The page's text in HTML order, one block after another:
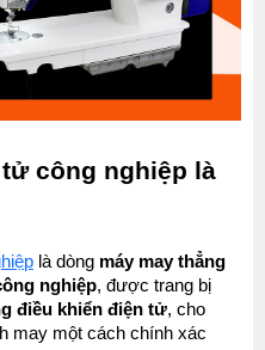
công nghiệp là
là dòng máy may thẳng
nghiệp
điều khiển điện tử, cho
may một cách chính xác